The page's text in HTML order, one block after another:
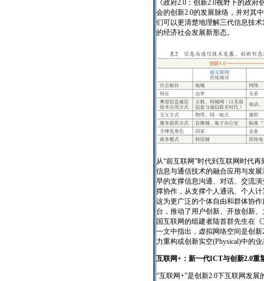
《政府2.0：创新2.0视野下的政
会的创新2.0的发展脉络，并对其
们可以更清楚地理解三代信息技
的经济社会发展新形态。
从“前互联网”时代到互联网时代
信息与通信技术的融合应用与发
早的支撑信息沟通、对话、交流
撑协作，从支撑个人通讯、个人
这为更广泛的个体自由和群体协
台，推动了用户创新、开放创新
国互联网的组建者陆首群先生在
一文中指出，虚拟网络空间是创
力重构或创新实空(Physical)中的
互联网+：新一代ICT与创新2.0重
“互联网+”是创新2.0下互联网发